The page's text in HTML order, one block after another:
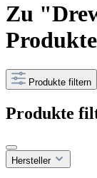
Zu
Produkte filtern
Produkte
Hersteller